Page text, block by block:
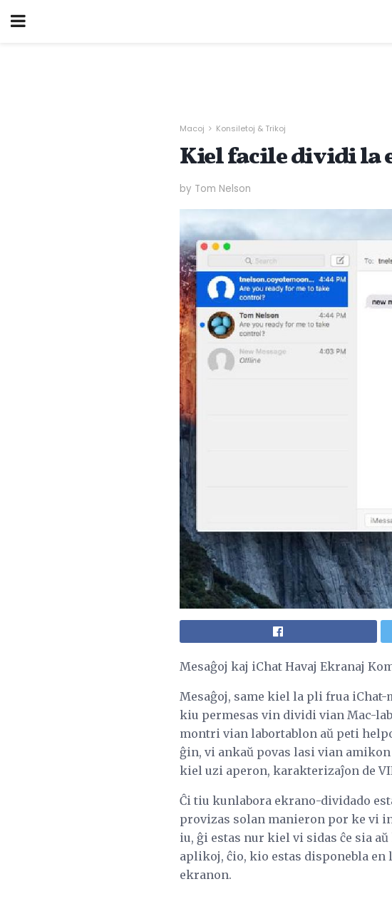
Macoj Konsiletoj & Trikoj
Kiel facile dividi la
by Tom Nelson
Mesaĝoj kaj iChat Havaj Ekranaj
Mesaĝoj, same kiel la pli frua
kiu permesas vin dividi vian Mac-
montri vian labortablon aŭ peti
ĝin, vi ankaŭ povas lasi vian
kiel uzi aperon, karakterizaĵon de
Ĉi tiu kunlabora ekrano-dividado
provizas solan manieron por ke vi
iu, ĝi estas nur kiel vi sidas ĉe sia
aplikoj, ĉio, kio estas disponebla
ekranon.